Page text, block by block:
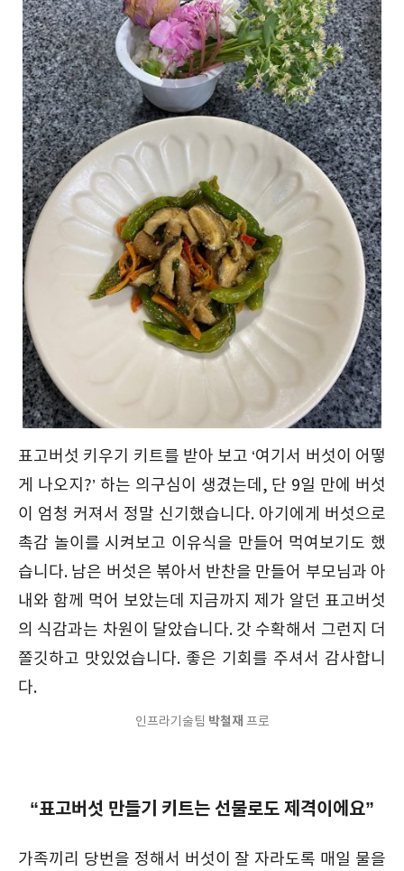
표고버섯 키우기 키트를 받아 보고 ‘여기서 버섯이 어떻
게 나오지?’ 하는 의구심이 생겼는데, 단 9일 만에 버섯
이 엄청 커져서 정말 신기했습니다. 아기에게 버섯으로
촉감 놀이를 시켜보고 이유식을 만들어 먹여보기도 했
습니다. 남은 버섯은 볶아서 반찬을 만들어 부모님과 아
내와 함께 먹어 보았는데 지금까지 제가 알던 표고버섯
의 식감과는 차원이 달았습니다. 갓 수확해서 그런지 더
쫄깃하고 맛있었습니다. 좋은 기회를 주셔서 감사합니
다.
인프라기술팀 박철재 프로
“표고버섯 만들기 키트는 선물로도 제격이에요”
가족끼리 당번을 정해서 버섯이 잘 자라도록 매일 물을